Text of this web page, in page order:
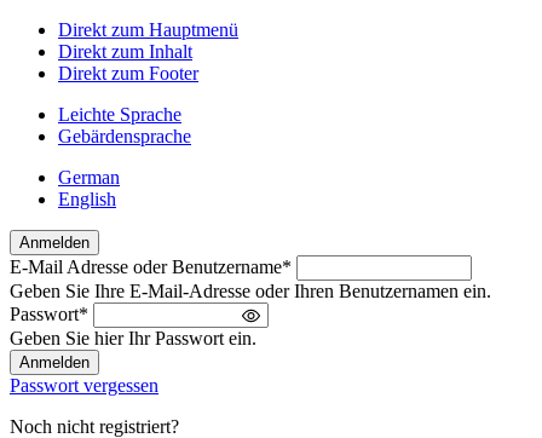
Direkt zum Hauptmenü
Direkt zum Inhalt
Direkt zum Footer
Leichte Sprache
Gebärdensprache
German
English
Anmelden
Willkommen
zurück!
Bitte
melden
Sie
sich
an
E-Mail Adresse oder Benutzername*
Geben Sie Ihre E-Mail-Adresse oder Ihren Benutzernamen ein.
Passwort*
Geben Sie hier Ihr Passwort ein.
Passwort vergessen
Noch nicht registriert?